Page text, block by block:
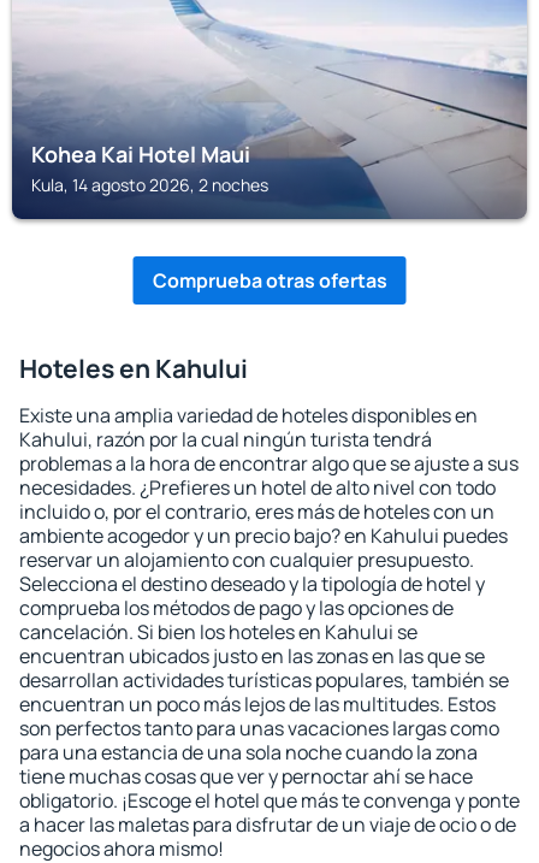
Kohea Kai Hotel Maui
Kula, 14 agosto 2026, 2 noches
Comprueba otras ofertas
Hoteles en Kahului
Existe una amplia variedad de hoteles disponibles en
Kahului, razón por la cual ningún turista tendrá
problemas a la hora de encontrar algo que se ajuste a sus
necesidades. ¿Prefieres un hotel de alto nivel con todo
incluido o, por el contrario, eres más de hoteles con un
ambiente acogedor y un precio bajo? en Kahului puedes
reservar un alojamiento con cualquier presupuesto.
Selecciona el destino deseado y la tipología de hotel y
comprueba los métodos de pago y las opciones de
cancelación. Si bien los hoteles en Kahului se
encuentran ubicados justo en las zonas en las que se
desarrollan actividades turísticas populares, también se
encuentran un poco más lejos de las multitudes. Estos
son perfectos tanto para unas vacaciones largas como
para una estancia de una sola noche cuando la zona
tiene muchas cosas que ver y pernoctar ahí se hace
obligatorio. ¡Escoge el hotel que más te convenga y ponte
a hacer las maletas para disfrutar de un viaje de ocio o de
negocios ahora mismo!